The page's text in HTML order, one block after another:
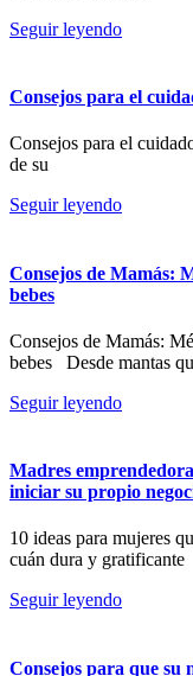
Seguir leyendo
Consejos para el
Consejos para el
de su
Seguir leyendo
Consejos de Mamás:
bebes
Consejos de Mamás:
bebes Desde mantas
Seguir leyendo
Madres
iniciar su propio
10 ideas para mujeres
cuán dura y gratificante
Seguir leyendo
Consejos para que su